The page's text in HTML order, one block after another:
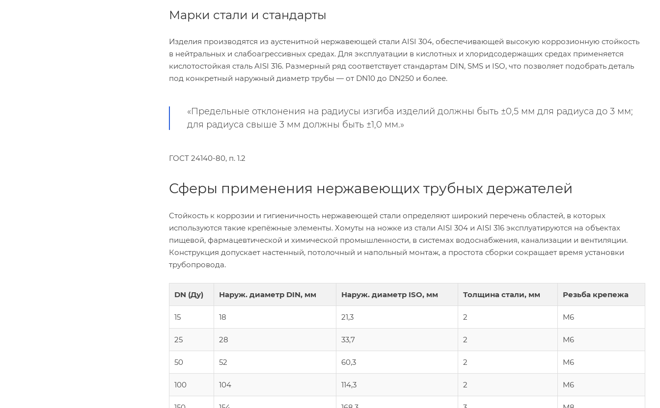
Марки стали и стандарты
Изделия производятся из аустенитной нержавеющей стали AISI 304, обеспечивающей высокую коррозионную стойкость
в нейтральных и слабоагрессивных средах. Для эксплуатации в кислотных и хлоридсодержащих средах применяется
кислотостойкая сталь AISI 316. Размерный ряд соответствует стандартам DIN, SMS и ISO, что позволяет подобрать деталь
под конкретный наружный диаметр трубы — от DN10 до DN250 и более.
«Предельные отклонения на радиусы изгиба изделий должны быть ±0,5 мм для радиуса до 3 мм;
для радиуса свыше 3 мм должны быть ±1,0 мм.»
ГОСТ 24140-80, п. 1.2
Сферы применения нержавеющих трубных держателей
Стойкость к коррозии и гигиеничность нержавеющей стали определяют широкий перечень областей, в которых
используются такие крепёжные элементы. Хомуты на ножке из стали AISI 304 и AISI 316 эксплуатируются на объектах
пищевой, фармацевтической и химической промышленности, в системах водоснабжения, канализации и вентиляции.
Конструкция допускает настенный, потолочный и напольный монтаж, а простота сборки сокращает время установки
трубопровода.
DN (Ду) Наруж. диаметр DIN, мм Наруж. диаметр ISO, мм Толщина стали, мм Резьба крепежа
15 18 21,3 2 M6
25 28 33,7 2 M6
50 52 60,3 2 M6
100 104 114,3 2 M6